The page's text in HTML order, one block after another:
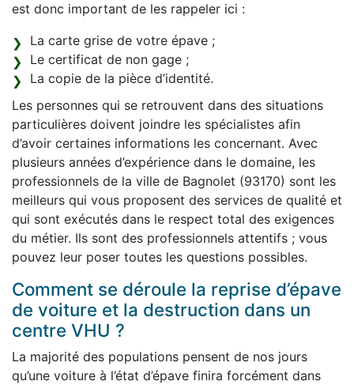
est donc important de les rappeler ici :
La carte grise de votre épave ;
Le certificat de non gage ;
La copie de la pièce d’identité.
Les personnes qui se retrouvent dans des situations
particulières doivent joindre les spécialistes afin
d’avoir certaines informations les concernant. Avec
plusieurs années d’expérience dans le domaine, les
professionnels de la ville de Bagnolet (93170) sont les
meilleurs qui vous proposent des services de qualité et
qui sont exécutés dans le respect total des exigences
du métier. Ils sont des professionnels attentifs ; vous
pouvez leur poser toutes les questions possibles.
Comment se déroule la reprise d’épave
de voiture et la destruction dans un
centre VHU ?
La majorité des populations pensent de nos jours
qu’une voiture à l’état d’épave finira forcément dans